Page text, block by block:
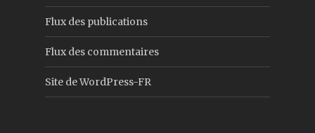
Flux des publications
Flux des commentaires
Site de WordPress-FR